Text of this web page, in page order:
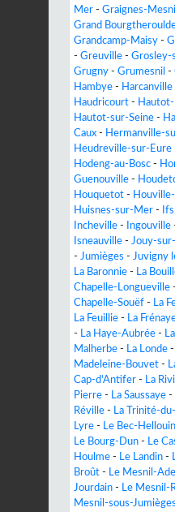
Mer - Graignes-
Grand
Grandcamp-Maisy -
- Greuville - Grosley-
Grugny - Grumesnil -
Hambye - Harcanville
Haudricourt -
Hautot-sur-Seine -
Caux - Hermanville-
Heudreville-sur-Eure
Hodeng-au-Bosc -
Guenouville -
Houquetot -
Huisnes-sur-Mer - Ifs
Incheville - Ingouville
Isneauville - Jouy-
- Jumièges - Juvigny
La Baronnie - La
Chapelle-Longueville -
Chapelle-Souëf - La
La Feuillie - La
- La Haye-Aubrée -
Malherbe - La Londe -
Madeleine-Bouvet -
Cap-d'Antifer - La
Pierre - La Saussaye -
Réville - La Trinité-
Lyre - Le Bec-Hellouin
Le Bourg-Dun - Le
Houlme - Le Landin -
Broût - Le Mesnil-
Jourdain - Le Mesnil-
Mesnil-sous-Jumièges